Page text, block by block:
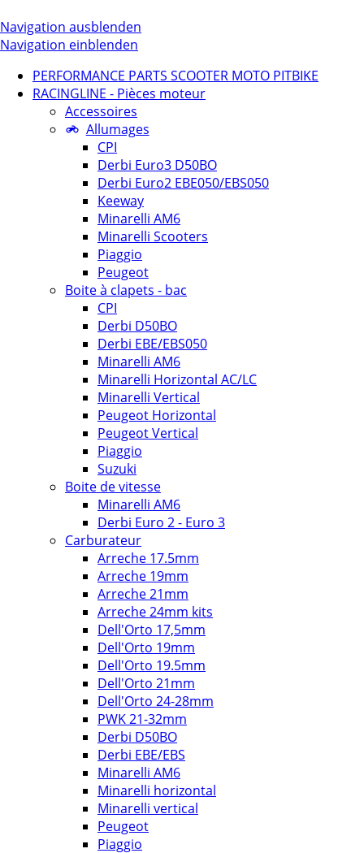
Navigation ausblenden
Navigation einblenden
PERFORMANCE PARTS SCOOTER MOTO PITBIKE
RACINGLINE - Pièces moteur
Accessoires
Allumages
CPI
Derbi Euro3 D50BO
Derbi Euro2 EBE050/EBS050
Keeway
Minarelli AM6
Minarelli Scooters
Piaggio
Peugeot
Boite à clapets - bac
CPI
Derbi D50BO
Derbi EBE/EBS050
Minarelli AM6
Minarelli Horizontal AC/LC
Minarelli Vertical
Peugeot Horizontal
Peugeot Vertical
Piaggio
Suzuki
Boite de vitesse
Minarelli AM6
Derbi Euro 2 - Euro 3
Carburateur
Arreche 17.5mm
Arreche 19mm
Arreche 21mm
Arreche 24mm kits
Dell'Orto 17,5mm
Dell'Orto 19mm
Dell'Orto 19.5mm
Dell'Orto 21mm
Dell'Orto 24-28mm
PWK 21-32mm
Derbi D50BO
Derbi EBE/EBS
Minarelli AM6
Minarelli horizontal
Minarelli vertical
Peugeot
Piaggio